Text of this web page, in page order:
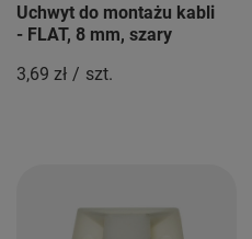
Uchwyt do montażu kabli
- FLAT, 8 mm, szary
3,69 zł / szt.